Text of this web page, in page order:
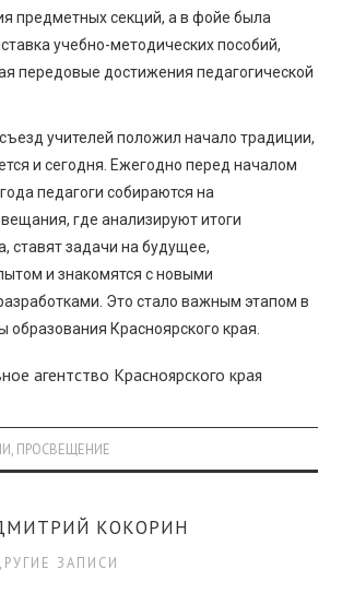
предметных секций, а в фойе была
учебно-методических пособий,
передовые достижения педагогической
учителей положил начало традиции,
и сегодня. Ежегодно перед началом
педагоги собираются на
где анализируют итоги
ставят задачи на будущее,
и знакомятся с новыми
Это стало важным этапом в
образования Красноярского края.
агентство Красноярского края
ПРОСВЕЩЕНИЕ
КОКОРИН
ЗАПИСИ